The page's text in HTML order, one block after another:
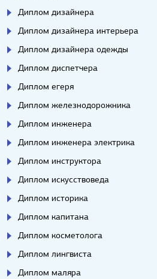
Диплом дизайнера
Диплом дизайнера интерьера
Диплом дизайнера одежды
Диплом диспетчера
Диплом егеря
Диплом железнодорожника
Диплом инженера
Диплом инженера электрика
Диплом инструктора
Диплом искусствоведа
Диплом историка
Диплом капитана
Диплом косметолога
Диплом лингвиста
Диплом маляра